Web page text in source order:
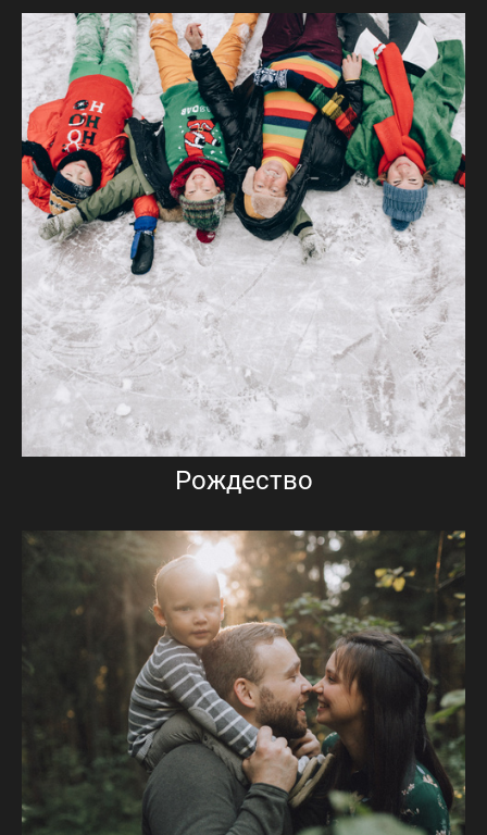
Рождество